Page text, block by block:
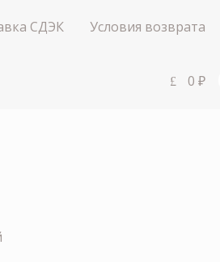
СДЭК Условия возврата
0 ₽